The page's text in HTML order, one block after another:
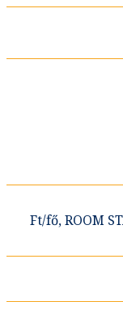
Ft/fő, ROOM